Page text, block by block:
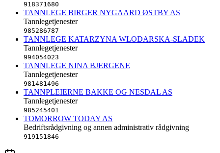
918371680
TANNLEGE BIRGER NYGAARD ØSTBY AS
Tannlegetjenester
985286787
TANNLEGE KATARZYNA WLODARSKA-SLADEK
Tannlegetjenester
994054023
TANNLEGE NINA BJERGENE
Tannlegetjenester
981481496
TANNPLEIERNE BAKKE OG NESDAL AS
Tannlegetjenester
985245401
TOMORROW TODAY AS
Bedriftsrådgivning og annen administrativ rådgivning
919151846